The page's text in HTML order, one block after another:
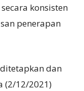
konsisten
penerapan
dan
(2/12/2021)